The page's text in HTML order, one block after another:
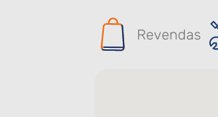
Revendas